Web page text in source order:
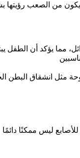
يكون من الصعب
مما يؤكد أن الطفل
مثل انشقاق البطن
ليس ممكنًا دائمًا